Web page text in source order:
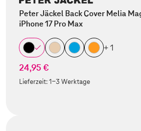
Peter Jäckel Back Cover Melia
iPhone 17 Pro Max
+ 1
24,95 €
Lieferzeit:1-3 Werktage